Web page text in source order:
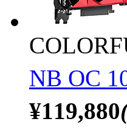
NB OC
¥119,880